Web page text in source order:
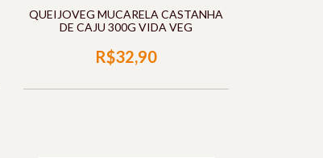
QUEIJOVEG MUCARELA CASTANHA
DE CAJU 300G VIDA VEG
R$32,90